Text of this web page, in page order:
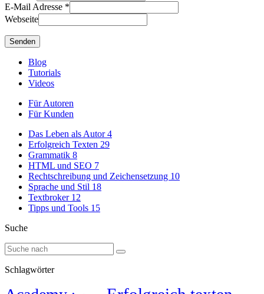
E-Mail Adresse *
Webseite
Blog
Tutorials
Videos
Für Autoren
Für Kunden
Das Leben als Autor4
Erfolgreich Texten 29
Grammatik 8
HTML und SEO 7
Rechtschreibung und Zeichensetzung 10
Sprache und Stil 18
Textbroker 12
Tipps und Tools 15
Suche
Schlagwörter